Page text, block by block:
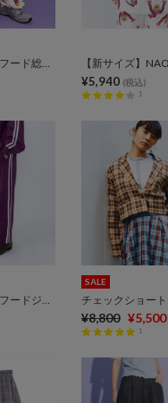
【新サイズ】フード総柄スウェットパンツ
¥5,940 (税込)
1
【新サイズ】フードジャージパンツ
SALE
¥8,800 ¥5,500
1